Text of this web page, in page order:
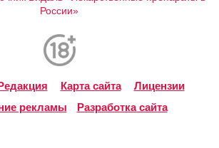
России»
Карта сайта
Лицензии
рекламы
Разработка сайта